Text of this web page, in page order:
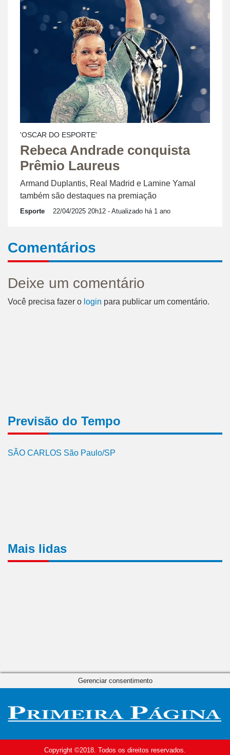
'OSCAR DO ESPORTE'
Rebeca Andrade conquista
Prêmio Laureus
Armand Duplantis, Real Madrid e Lamine Yamal
também são destaques na premiação
Esporte 22/04/2025 20h12 - Atualizado há 1 ano
Comentários
Deixe um comentário
Você precisa fazer o login para publicar um comentário.
Previsão do Tempo
SÃO CARLOS São Paulo/SP
Mais lidas
Copyright ©2018. Todos os direitos reservados.
Gerenciar consentimento